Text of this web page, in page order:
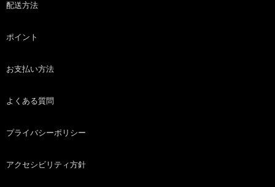
配送方法
ポイント
お支払い方法
よくある質問
プライバシーポリシー
アクセシビリティ方針